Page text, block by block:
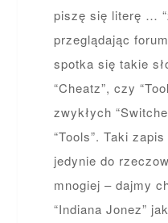
piszę się literę …
przeglądając
spotka się takie
“Cheatz”, czy
zwykłych
“Tools”. Taki
jedynie do
mnogiej – dajmy
“Indiana Jonez”